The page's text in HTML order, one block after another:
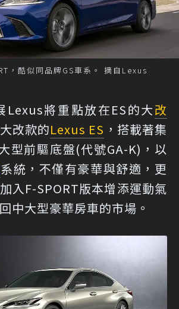
，酷似同品牌GS車系。 摘自Lexus
Lexus將重點放在ES的大改
改款的Lexus ES ，搭載著集
型前驅底盤(代號GA-K)，以
系統，不僅有豪華與舒適，更
入F-SPORT版本增添運動氣
中大型豪華房車的市場。